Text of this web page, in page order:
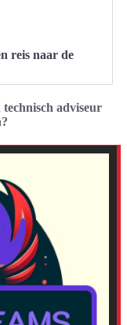
reis naar de
technisch adviseur